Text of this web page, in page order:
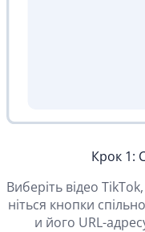
Крок 1:
Виберіть відео
ніться кнопки
и його URL-